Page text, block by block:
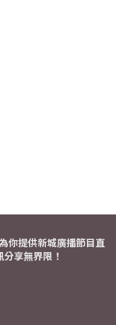
你提供新城廣播節目直
享無界限！